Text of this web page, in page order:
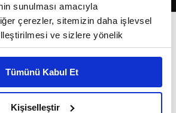
sunulması amacıyla
çerezler, sitemizin daha işlevsel
ve sizlere yönelik
yapılması, amaçlarıyla
çerez paneli vasıtasıyla
ilişkin detaylı bilgi için
Çerez Bilgilendirme
Tümünü Kabul Et
Kişiselleştir